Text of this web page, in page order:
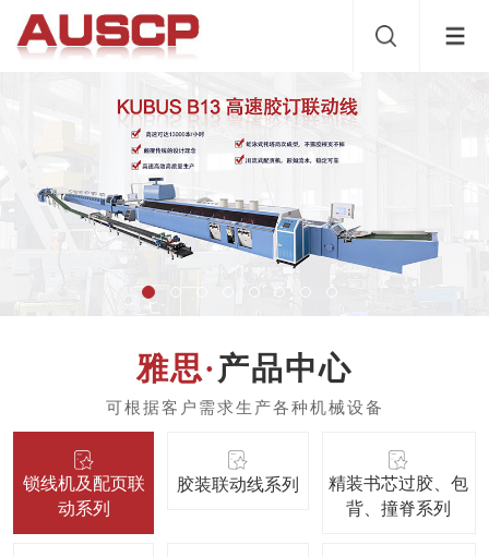
产品中心
锁线机及配页联
动系列
胶装联动线系列
精装书芯过胶、包
背、撞脊系列